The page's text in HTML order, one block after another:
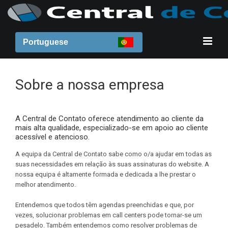
Portuguese
Sobre a nossa empresa
A Central de Contato oferece atendimento ao cliente da
mais alta qualidade, especializado-se em apoio ao cliente
acessível e atencioso.
A equipa da Central de Contato sabe como o/a ajudar em todas as
suas necessidades em relação às suas assinaturas do website. A
nossa equipa é altamente formada e dedicada a lhe prestar o
melhor atendimento.
Entendemos que todos têm agendas preenchidas e que, por
vezes, solucionar problemas em call centers pode tornar-se um
pesadelo. Também entendemos como resolver problemas de